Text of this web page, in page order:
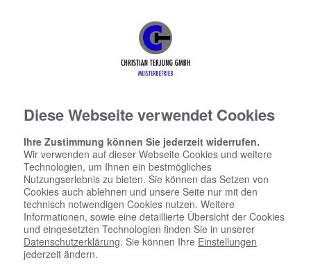
Diese Webseite verwendet Cookies
Ihre Zustimmung können Sie jederzeit widerrufen.
Wir verwenden auf dieser Webseite Cookies und weitere
Technologien, um Ihnen ein bestmögliches
Nutzungserlebnis zu bieten. Sie können das Setzen von
Cookies auch ablehnen und unsere Seite nur mit den
technisch notwendigen Cookies nutzen. Weitere
Informationen, sowie eine detaillierte Übersicht der Cookies
und eingesetzten Technologien finden Sie in unserer
Datenschutzerklärung. Sie können Ihre Einstellungen
jederzeit ändern.